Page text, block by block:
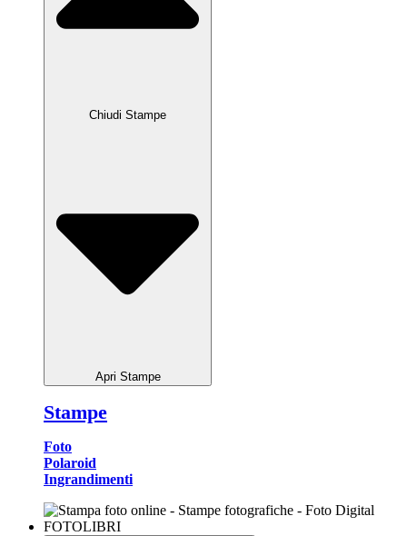
Chiudi Stampe
Apri Stampe
Stampe
Foto
Polaroid
Ingrandimenti
FOTOLIBRI